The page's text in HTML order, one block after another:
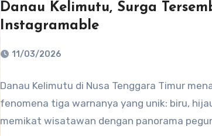
Danau Kelimutu, Surga
Instagramable
11/03/2026
Comments
Danau Kelimutu di Nusa Tenggara Timur
fenomena tiga warnanya yang unik: biru,
memikat wisatawan dengan panorama